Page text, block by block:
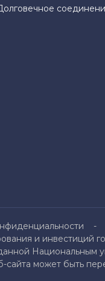
и инвестиций
Национальным
может быть